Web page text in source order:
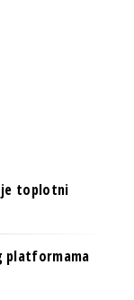
je toplotni
platformama